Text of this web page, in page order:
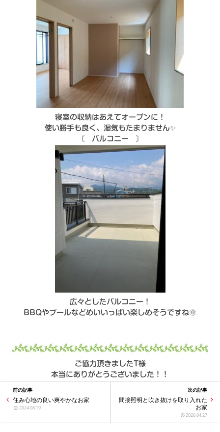
寝室の収納はあえてオープンに！
使い勝手も良く、湿気もたまりません✨
〘 バルコニー 〙
広々としたバルコニー！
BBQやプールなどめいいっぱい楽しめそうですね🌞
ご協力頂きましたT様
本当にありがとうございました！！
前の記事
住み心地の良い爽やかなお家
2024.08.19
次の記事
間接照明と吹き抜けを取り入れた
お家
2026.04.27